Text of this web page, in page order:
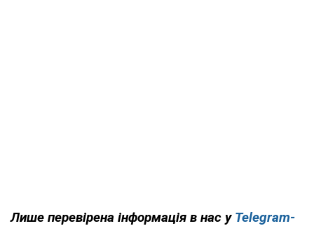
Лише перевірена інформація в нас у Telegram-